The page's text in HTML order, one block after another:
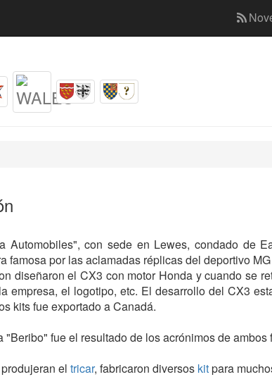
Automobiles", con sede en Lewes, condado de
famosa por las aclamadas réplicas del deportivo
diseñaron el CX3 con motor Honda y cuando se
empresa, el logotipo, etc. El desarrollo del CX3
kits fue exportado a Canadá.
"Beribo" fue el resultado de los acrónimos de ambos
el tricar, fabricaron diversos kitpara